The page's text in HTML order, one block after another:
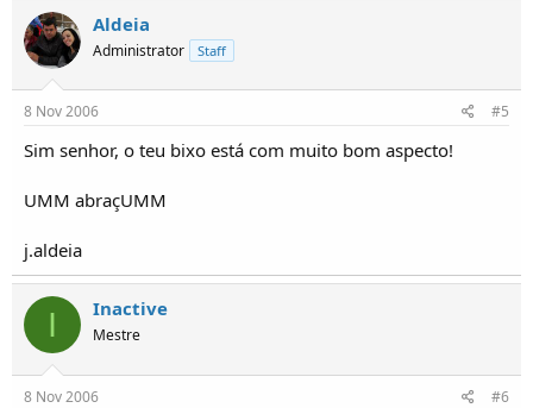
Aldeia
Administrator Staff
8 Nov 2006 #5
Sim senhor, o teu bixo está com muito bom aspecto!
UMM abraçUMM
j.aldeia
I Inactive
Mestre
8 Nov 2006 #6